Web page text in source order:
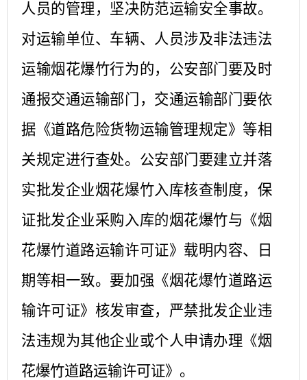
人员的管理，坚决防范运输安全事故。
对运输单位、车辆、人员涉及非法违法
运输烟花爆竹行为的，公安部门要及时
通报交通运输部门，交通运输部门要依
据《道路危险货物运输管理规定》等相
关规定进行查处。公安部门要建立并落
实批发企业烟花爆竹入库核查制度，保
证批发企业采购入库的烟花爆竹与《烟
花爆竹道路运输许可证》载明内容、日
期等相一致。要加强《烟花爆竹道路运
输许可证》核发审查，严禁批发企业违
法违规为其他企业或个人申请办理《烟
花爆竹道路运输许可证》。